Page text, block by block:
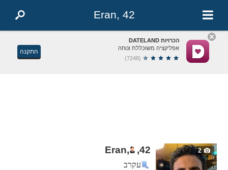
Eran, 42
הכרויות DATELAND
אפליקציה משוכללת ונוחה
(7248)
התקנה
2
Eran, ,42
עקרב